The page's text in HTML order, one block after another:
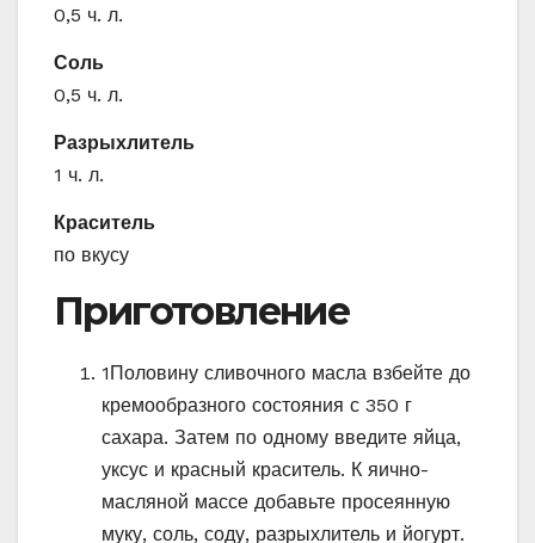
0,5 ч. л.
Соль
0,5 ч. л.
Разрыхлитель
1 ч. л.
Краситель
по вкусу
Приготовление
1Половину сливочного масла взбейте до
кремообразного состояния с 350 г
сахара. Затем по одному введите яйца,
уксус и красный краситель. К яично-
масляной массе добавьте просеянную
муку, соль, соду, разрыхлитель и йогурт.